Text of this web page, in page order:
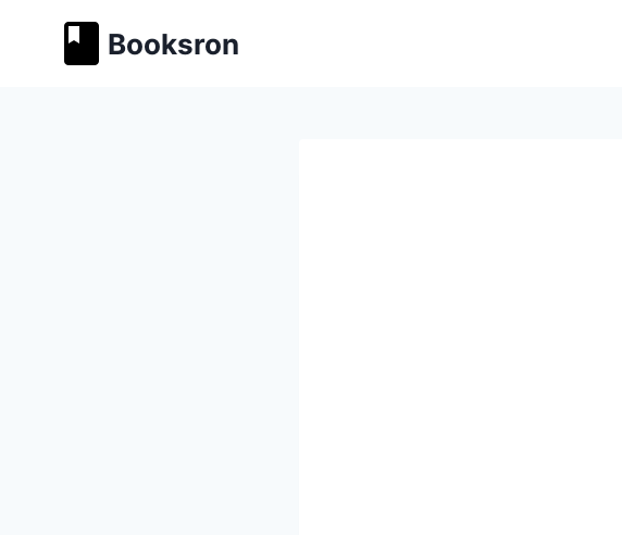
содержимому
Booksron